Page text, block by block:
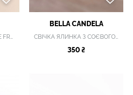
Свічка "KYIV SMELLS LIKE FREEDOM"
BELLA CANDELA
СВІЧКА ЯЛИНКА З СОЄВОГО ВОСКУ
350 ₴